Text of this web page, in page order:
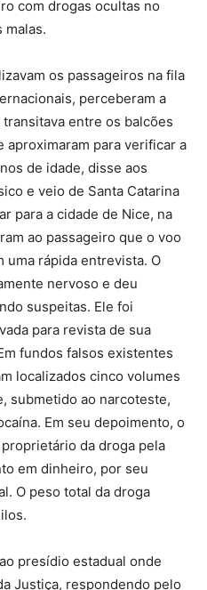
com drogas ocultas no
malas.
os passageiros na fila
perceberam a
entre os balcões
aproximaram para verificar a
de idade, disse aos
e veio de Santa Catarina
para a cidade de Nice, na
ao passageiro que o voo
uma rápida entrevista. O
nervoso e deu
suspeitas. Ele foi
para revista de sua
fundos falsos existentes
localizados cinco volumes
submetido ao narcoteste,
Em seu depoimento, o
da droga pela
em dinheiro, por seu
O peso total da droga
presídio estadual onde
Justiça, respondendo pelo